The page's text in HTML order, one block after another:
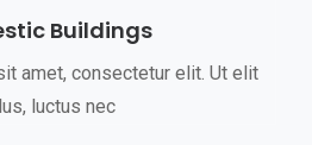
Buildings
amet, consectetur elit. Ut elit
luctus nec